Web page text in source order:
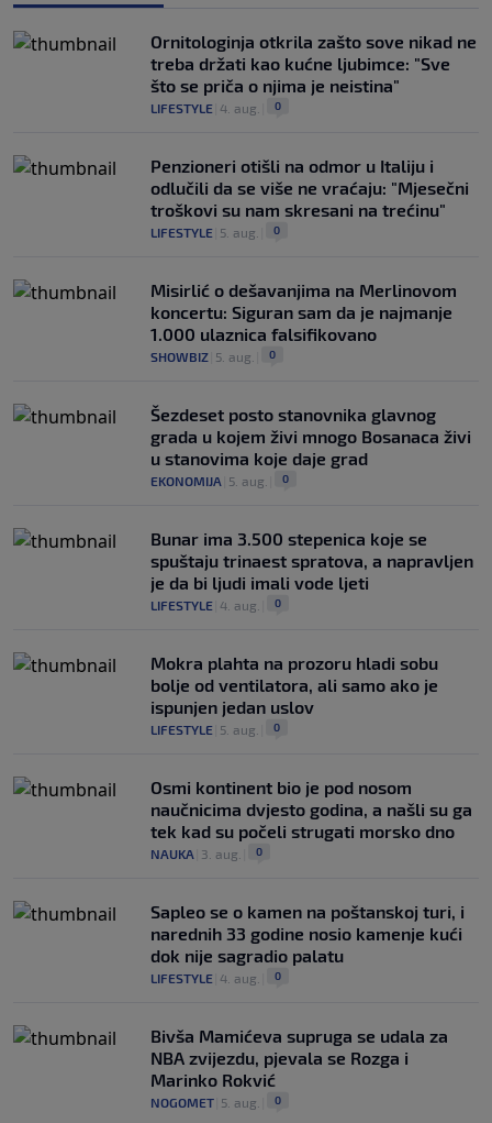
Ornitologinja otkrila zašto sove nikad ne
treba držati kao kućne ljubimce: "Sve
što se priča o njima je neistina"
LIFESTYLE 4. aug. 0
Penzioneri otišli na odmor u Italiju i
odlučili da se više ne vraćaju: "Mjesečni
troškovi su nam skresani na trećinu"
LIFESTYLE 5. aug. 0
Misirlić o dešavanjima na Merlinovom
koncertu: Siguran sam da je najmanje
1.000 ulaznica falsifikovano
SHOWBIZ 5. aug. 0
Šezdeset posto stanovnika glavnog
grada u kojem živi mnogo Bosanaca živi
u stanovima koje daje grad
EKONOMIJA 5. aug. 0
Bunar imа 3.500 stepenica koje se
spuštaju trinaest spratova, a napravljen
je da bi ljudi imali vode ljeti
LIFESTYLE 4. aug. 0
Mokra plahta na prozoru hladi sobu
bolje od ventilatora, ali samo ako je
ispunjen jedan uslov
LIFESTYLE 5. aug. 0
Osmi kontinent bio je pod nosom
naučnicima dvjesto godina, a našli su ga
tek kad su počeli strugati morsko dno
NAUKA 3. aug. 0
Saplео se o kamen na poštanskoj turi, i
narednih 33 godine nosio kamenje kući
dok nije sagradio palatu
LIFESTYLE 4. aug. 0
Bivša Mamićeva supruga se udala za
NBA zvijezdu, pjevala se Rozga i
Marinko Rokvić
NOGOMET 5. aug. 0